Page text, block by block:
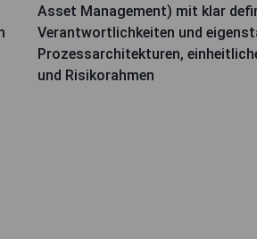
Asset Management) mit klar
Verantwortlichkeiten und
Prozessarchitekturen,
und Risikorahmen